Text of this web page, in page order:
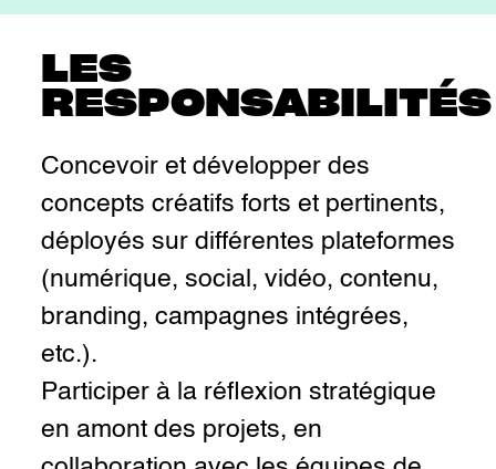
LES
RESPONSABILITÉS
Concevoir et développer des
concepts créatifs forts et pertinents,
déployés sur différentes plateformes
(numérique, social, vidéo, contenu,
branding, campagnes intégrées,
etc.).
Participer à la réflexion stratégique
en amont des projets, en